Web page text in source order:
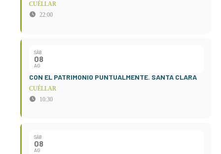
CUÉLLAR
22:00
SÁB
08
AG
CON EL PATRIMONIO PUNTUALMENTE. SANTA CLARA
CUÉLLAR
10:30
SÁB
08
AG